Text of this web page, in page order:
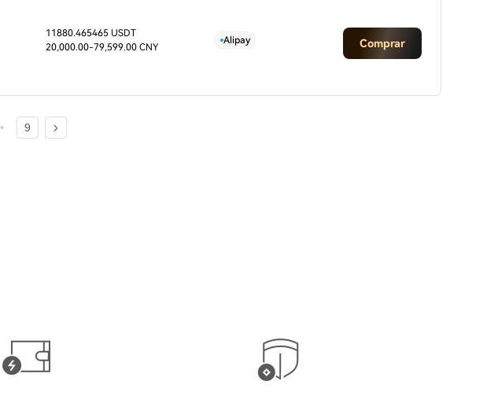
11880.465465 USDT
20,000.00-79,599.00 CNY
Alipay Comprar
9